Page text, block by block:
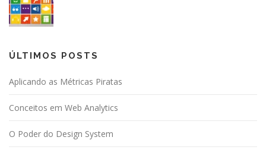
ÚLTIMOS POSTS
Aplicando as Métricas Piratas
Conceitos em Web Analytics
O Poder do Design System